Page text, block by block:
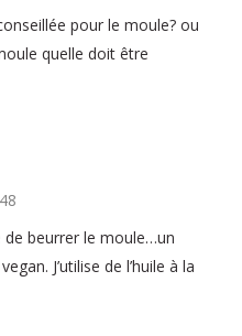
pour le moule? ou
quelle doit être
de beurrer le moule…un
J’utilise de l’huile à la